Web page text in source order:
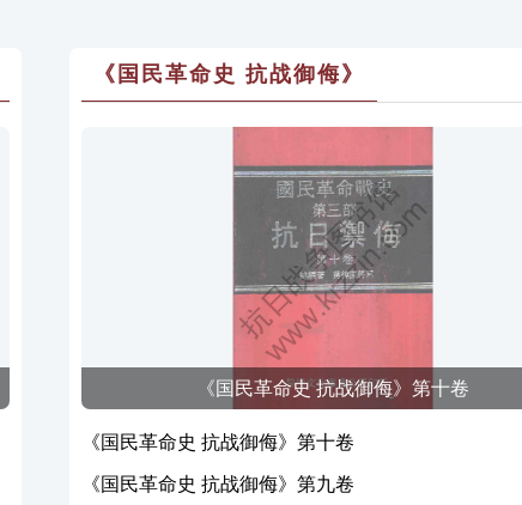
《国民革命史 抗战御侮》
《国民革命史 抗战御侮》第十卷
《国民革命史 抗战御侮》第十卷
《国民革命史 抗战御侮》第九卷